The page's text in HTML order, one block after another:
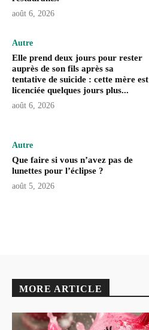
août 6, 2026
Autre
Elle prend deux jours pour rester
auprès de son fils après sa
tentative de suicide : cette mère est
licenciée quelques jours plus...
août 6, 2026
Autre
Que faire si vous n’avez pas de
lunettes pour l’éclipse ?
août 5, 2026
MORE ARTICLE